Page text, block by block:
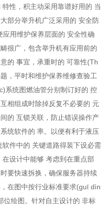
性，积主动采用靠谱好用的 当
部分举升机广泛采用的 安全防
用维护保养层面的 安全性确
很广，包含举升机有应用前的
的 事宜，承重时的 可靠性(Th
，平时和维护保养维修查验工
系统图燃油管分别制订好的 控
相组成时除掉反复不必要的 元
的 互锁关联，防止错误操作产
统软件的 率。以便有利于液压
件中的 关键道路得装下设必需
设计中能够 考虑到在重点部
要快速拆换，确保服务器持续
在图中按行业标准要求(guī dìn
位绘图。针对自主设计的 非标